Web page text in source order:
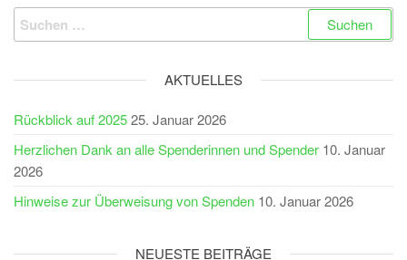
Suchen
nach:
AKTUELLES
Rückblick auf 202525. Januar 2026
Herzlichen Dank an alle Spenderinnen und Spender 10. Januar
2026
Hinweise zur Überweisung von Spenden 10. Januar 2026
NEUESTE BEITRÄGE